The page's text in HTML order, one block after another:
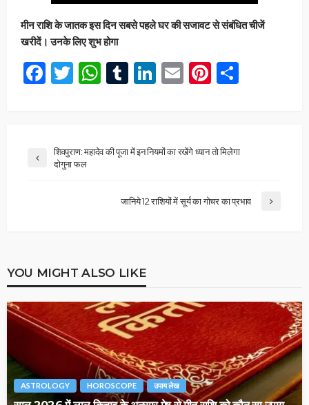
मीन राशि के जातक इस दिन सबसे पहले घर की सजावट से संबंधित चीजें
खरीदें। उनके लिए शुभ होगा
Facebook
Twitter
WhatsApp
Tumblr
LinkedIn
EmailPinterest
शिवपुराण: महादेव की पूजा में इन नियमों का रखेंगे ध्यान तो मिलेगा
दोगुना फल
जानिये 12 राशियों में सूर्य का गोचर का प्रभाव
YOU MIGHT ALSO LIKE
ASTROLOGY HOROSCOPE उपाय लेख